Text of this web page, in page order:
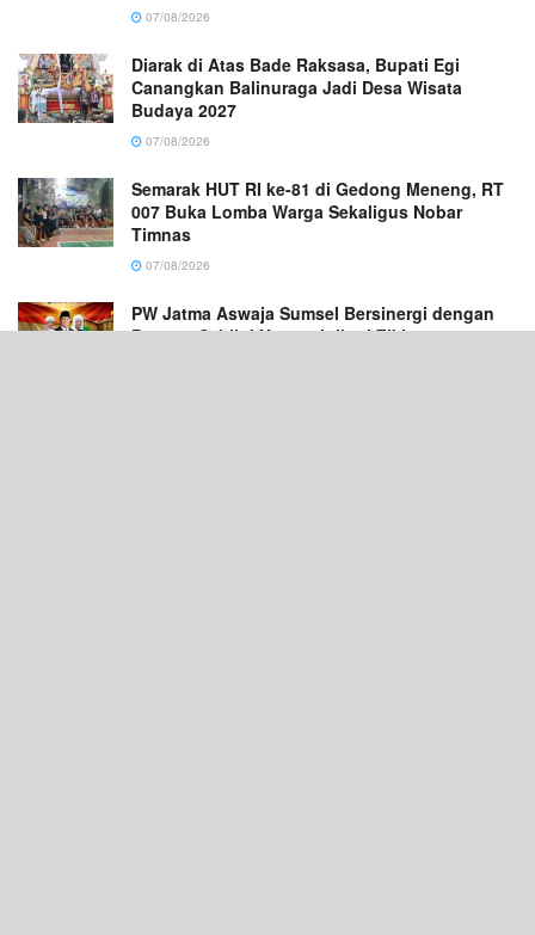
07/08/2026
Diarak di Atas Bade Raksasa, Bupati Egi
Canangkan Balinuraga Jadi Desa Wisata
Budaya 2027
07/08/2026
Semarak HUT RI ke-81 di Gedong Meneng, RT
007 Buka Lomba Warga Sekaligus Nobar
Timnas
07/08/2026
PW Jatma Aswaja Sumsel Bersinergi dengan
Ponpes Sabilul Hasanah Ikuti Zikir